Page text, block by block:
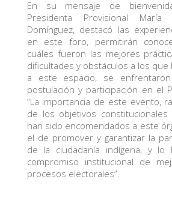
En su mensaje de
Presidenta Provisional María
Domínguez, destacó las
en este foro, permitirán
cuáles fueron las mejores
dificultades y obstáculos a los que
a este espacio, se
postulación y participación en el
“La importancia de este evento,
de los objetivos
han sido encomendados a este
el de promover y garantizar la
de la ciudadanía indígena, y lo
compromiso institucional de
procesos electorales”.